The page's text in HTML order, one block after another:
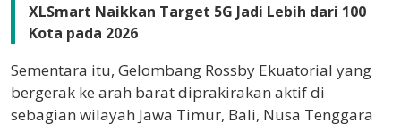
XLSmart Naikkan Target 5G Jadi Lebih dari 100
Kota pada 2026
Sementara itu, Gelombang Rossby Ekuatorial yang
bergerak ke arah barat diprakirakan aktif di
sebagian wilayah Jawa Timur, Bali, Nusa Tenggara